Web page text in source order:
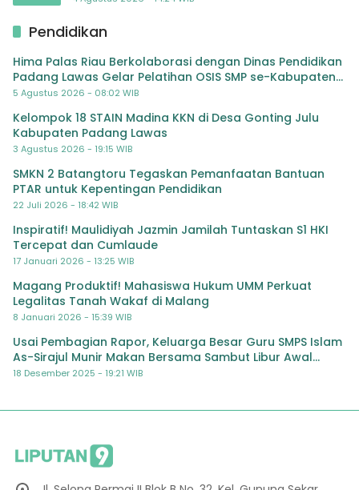
Pendidikan
Hima Palas Riau Berkolaborasi dengan Dinas Pendidikan
Padang Lawas Gelar Pelatihan OSIS SMP se-Kabupaten
Padang Lawas
5 Agustus 2026 - 08:02 WIB
Kelompok 18 STAIN Madina KKN di Desa Gonting Julu
Kabupaten Padang Lawas
3 Agustus 2026 - 19:15 WIB
SMKN 2 Batangtoru Tegaskan Pemanfaatan Bantuan
PTAR untuk Kepentingan Pendidikan
22 Juli 2026 - 18:42 WIB
Inspiratif! Maulidiyah Jazmin Jamilah Tuntaskan S1 HKI
Tercepat dan Cumlaude
17 Januari 2026 - 13:25 WIB
Magang Produktif! Mahasiswa Hukum UMM Perkuat
Legalitas Tanah Wakaf di Malang
8 Januari 2026 - 15:39 WIB
Usai Pembagian Rapor, Keluarga Besar Guru SMPS Islam
As-Sirajul Munir Makan Bersama Sambut Libur Awal
Semester
18 Desember 2025 - 19:21 WIB